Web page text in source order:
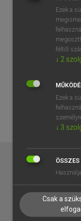
EGYÉNI
TANULÓKNAK
VÁLLALATI
Ezek a
féltől
↓ 2
Ezek a
↓ 3
Csak a